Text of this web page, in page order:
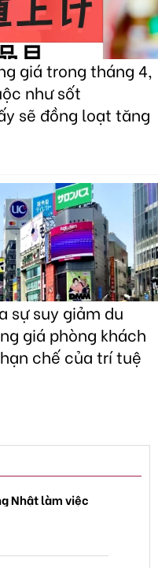
giá trong tháng 4,
như sốt
sẽ đồng loạt tăng
sự suy giảm du
giá phòng khách
chế của trí tuệ
Nhật làm việc